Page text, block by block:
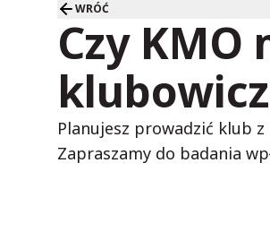
WRÓĆ
Czy KMO
Planujesz prowadzić klub
Zapraszamy do badania